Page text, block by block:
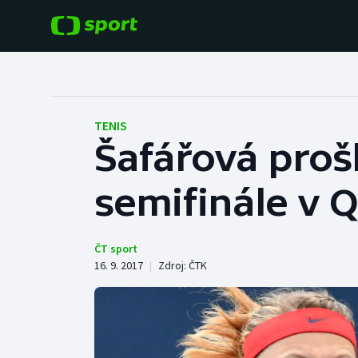
Hokej
Tenis
Cyklistika
Baseball a softbal
Basketbal
Boby a skeleton
Box
TENIS
Šafářová
semifinále v
ČT sport
16. 9. 2017 | Zdroj: ČTK